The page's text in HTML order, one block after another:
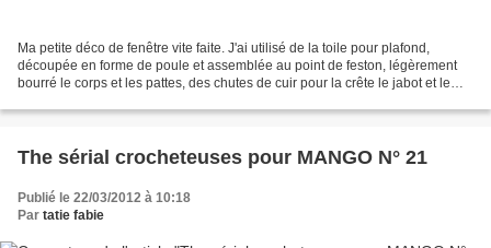
Ma petite déco de fenêtre vite faite. J'ai utilisé de la toile pour plafond,
découpée en forme de poule et assemblée au point de feston, légèrement
bourré le corps et les pattes, des chutes de cuir pour la crête le jabot et le
The sérial crocheteuses pour MANGO N° 21
Publié le 22/03/2012 à 10:18
Par tatie fabie